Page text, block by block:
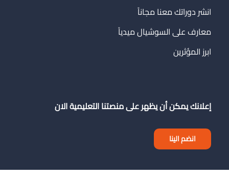
انشر دوراتك معنا مجاناً
معارف على السوشيال ميدياً
ابرز المؤثرين
إعلانك يمكن أن يظهر على منصتنا التعليمية الان
انضم الينا